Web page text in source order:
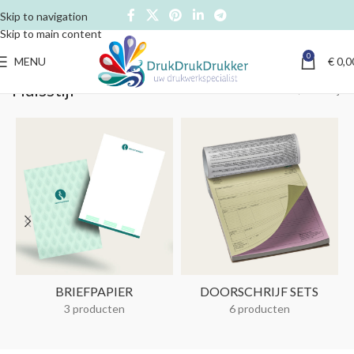
Skip to navigation
Skip to main content
MENU 0 €
Huisstijl
BRIEFPAPIER
3 producten
DOORSCHRIJF SETS
6 producten